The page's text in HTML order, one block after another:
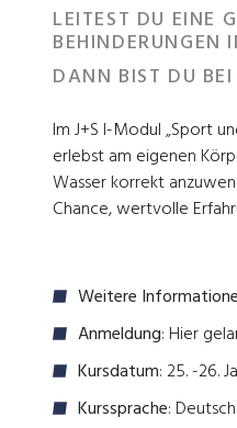
LEITEST DU EINE
BEHINDERUNGEN
DANN BIST DU
Im J+S I-Modul „Sport
erlebst am eigenen
Wasser korrekt
Chance, wertvolle
Weitere
Anmeldung: Hier
Kursdatum: 25. -26.
Kurssprache: Deutsch